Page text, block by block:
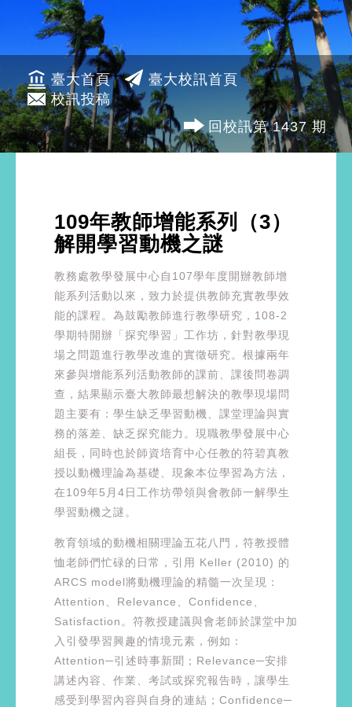
臺大首頁
臺大校訊首頁
校訊投稿
回校訊第 1437 期
109年教師增能系列（3）
解開學習動機之謎
教務處教學發展中心自107學年度開辦教師增
能系列活動以來，致力於提供教師充實教學效
能的課程。為鼓勵教師進行教學研究，108-2
學期特開辦「探究學習」工作坊，針對教學現
場之問題進行教學改進的實徵研究。根據兩年
來參與增能系列活動教師的課前、課後問卷調
查，結果顯示臺大教師最想解決的教學現場問
題主要有：學生缺乏學習動機、課堂理論與實
務的落差、缺乏探究能力。現職教學發展中心
組長，同時也於師資培育中心任教的符碧真教
授以動機理論為基礎、現象本位學習為方法，
在109年5月4日工作坊帶領與會教師一解學生
學習動機之謎。
教育領域的動機相關理論五花八門，符教授體
恤老師們忙碌的日常，引用 Keller (2010) 的
ARCS model將動機理論的精髓一次呈現：
Attention、Relevance、Confidence、
Satisfaction。符教授建議與會老師於課堂中加
入引發學習興趣的情境元素，例如：
Attention─引述時事新聞；Relevance─安排
講述內容、作業、考試或探究報告時，讓學生
感受到學習內容與自身的連結；Confidence─